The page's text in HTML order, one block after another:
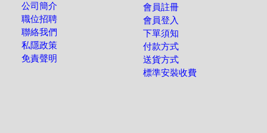
公司簡介
職位招聘
聯絡我們
私隱政策
免責聲明
會員註冊
會員登入
下單須知
付款方式
送貨方式
標準安裝收費